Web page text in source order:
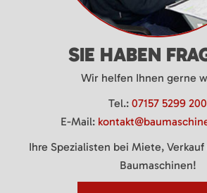
SIE HABEN
Wir helfen Ihnen gerne
Tel.: 07157 5299 200
E-Mail:
Ihre Spezialisten bei Miete,
Baumaschinen!